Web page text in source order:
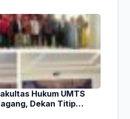
Hukum UMTS
Dekan Titip